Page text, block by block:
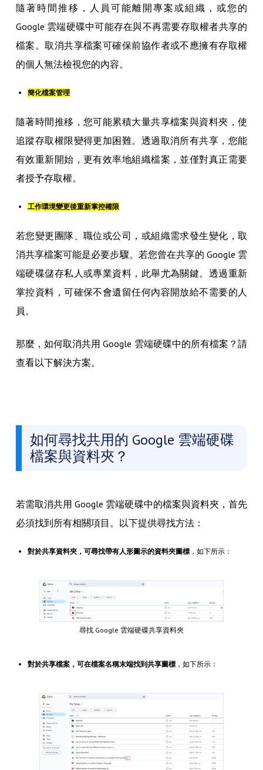
隨著時間推移，人員可能離開專案或組織，或您的
Google 雲端硬碟中可能存在與不再需要存取權者共享的
檔案。取消共享檔案可確保前協作者或不應擁有存取權
的個人無法檢視您的內容。
簡化檔案管理
隨著時間推移，您可能累積大量共享檔案與資料夾，使
追蹤存取權限變得更加困難。透過取消所有共享，您能
有效重新開始，更有效率地組織檔案，並僅對真正需要
者授予存取權。
工作環境變更後重新掌控權限
若您變更團隊、職位或公司，或組織需求發生變化，取
消共享檔案可能是必要步驟。若您曾在共享的 Google 雲
端硬碟儲存私人或專業資料，此舉尤為關鍵。透過重新
掌控資料，可確保不會遺留任何內容開放給不需要的人
員。
那麼，如何取消共用 Google 雲端硬碟中的所有檔案？請
查看以下解決方案。
如何尋找共用的 Google 雲端硬碟
檔案與資料夾？
若需取消共用 Google 雲端硬碟中的檔案與資料夾，首先
必須找到所有相關項目。以下提供尋找方法：
對於共享資料夾，可尋找帶有人形圖示的資料夾圖標，如下所示：
尋找 Google 雲端硬碟共享資料夾
對於共享檔案，可在檔案名稱末端找到共享圖標，如下所示：